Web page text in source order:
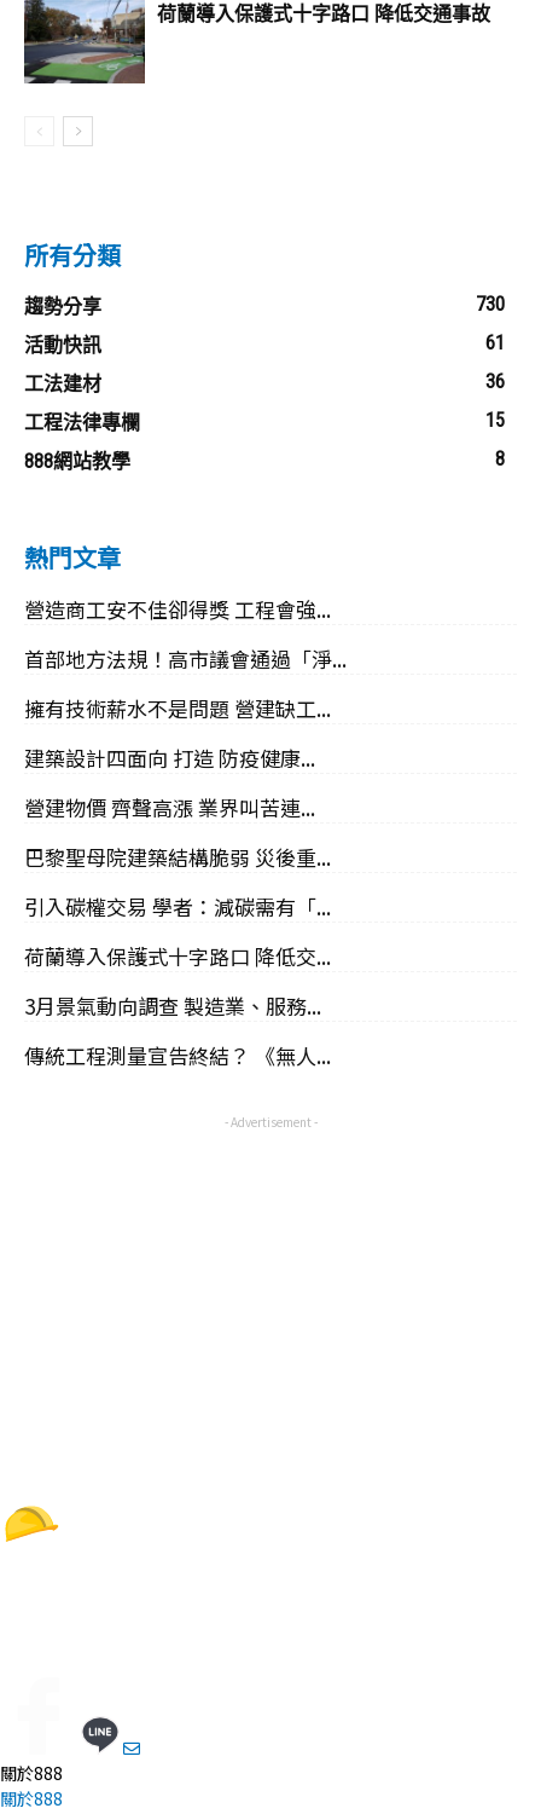
荷蘭導入保護式十字路口 降低交通事故
所有分類
趨勢分享
730
活動快訊
61
工法建材
36
工程法律專欄
15
888網站教學
8
熱門文章
營造商工安不佳卻得獎 工程會強...
首部地方法規！高市議會通過「淨...
擁有技術薪水不是問題 營建缺工...
建築設計四面向 打造 防疫健康...
營建物價 齊聲高漲 業界叫苦連...
巴黎聖母院建築結構脆弱 災後重...
引入碳權交易 學者：減碳需有「...
荷蘭導入保護式十字路口 降低交...
3月景氣動向調查 製造業、服務...
傳統工程測量宣告終結？ 《無人...
- Advertisement -
關於888
關於888